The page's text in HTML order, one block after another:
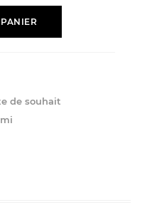
de souhait